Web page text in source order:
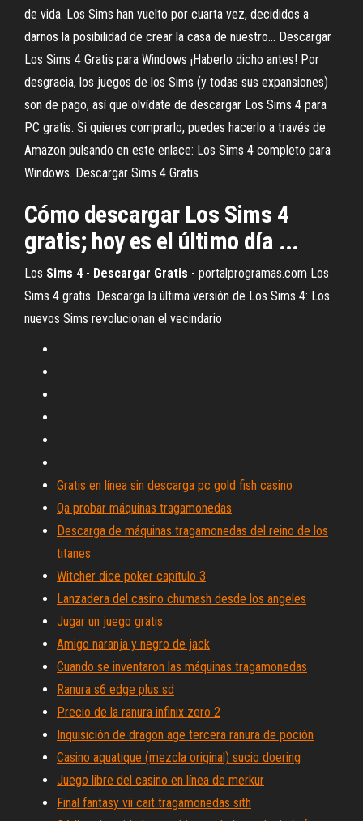
de vida. Los Sims han vuelto por cuarta vez, decididos a
darnos la posibilidad de crear la casa de nuestro... Descargar
Los Sims 4 Gratis para Windows ¡Haberlo dicho antes! Por
desgracia, los juegos de los Sims (y todas sus expansiones)
son de pago, así que olvídate de descargar Los Sims 4 para
PC gratis. Si quieres comprarlo, puedes hacerlo a través de
Amazon pulsando en este enlace: Los Sims 4 completo para
Windows. Descargar Sims 4 Gratis
Cómo descargar Los Sims 4
gratis; hoy es el último día ...
Los Sims 4- Descargar Gratis - portalprogramas.com Los
Sims 4 gratis. Descarga la última versión de Los Sims 4: Los
nuevos Sims revolucionan el vecindario
Gratis en línea sin descarga pc gold fish casino
Qa probar máquinas tragamonedas
Descarga de máquinas tragamonedas del reino de los
titanes
Witcher dice poker capítulo 3
Lanzadera del casino chumash desde los angeles
Jugar un juego gratis
Amigo naranja y negro de jack
Cuando se inventaron las máquinas tragamonedas
Ranura s6 edge plus sd
Precio de la ranura infinix zero 2
Inquisición de dragon age tercera ranura de poción
Casino aquatique (mezcla original) sucio doering
Juego libre del casino en línea de merkur
Final fantasy vii cait tragamonedas sith